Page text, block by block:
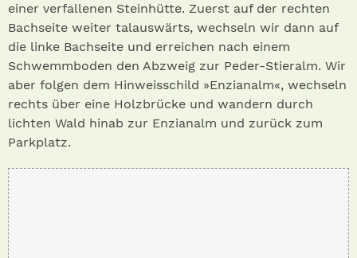
einer verfallenen Steinhütte. Zuerst auf der rechten
Bachseite weiter talauswärts, wechseln wir dann auf
die linke Bachseite und erreichen nach einem
Schwemmboden den Abzweig zur Peder-Stieralm. Wir
aber folgen dem Hinweisschild »Enzianalm«, wechseln
rechts über eine Holzbrücke und wandern durch
lichten Wald hinab zur Enzianalm und zurück zum
Parkplatz.